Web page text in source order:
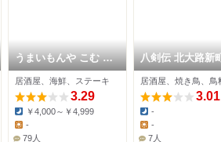
うまいもんや こむ 北
山本店
居酒屋、海鮮、ステーキ
3.29
Dinner:
￥4,000～￥4,999
Lunch:
-
79人
八剣伝 北大路新
居酒屋、焼き鳥、鳥
3.01
Dinner:
-
Lunch:
-
7人